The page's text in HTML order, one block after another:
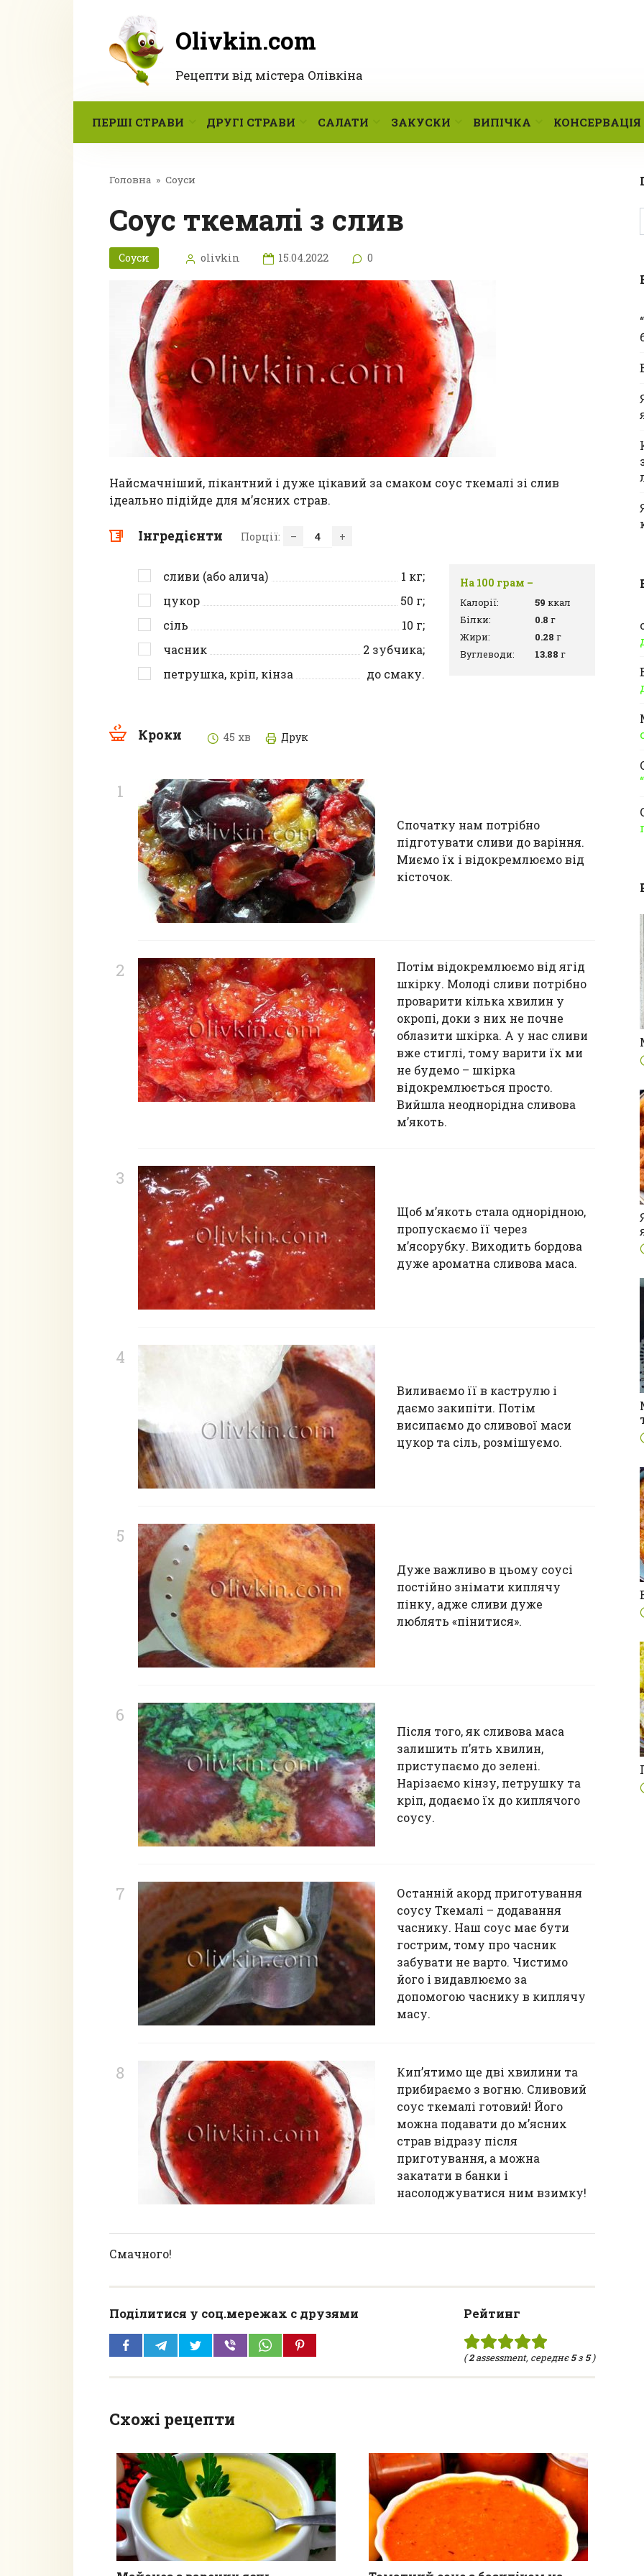
Olivkin.com
Рецепти від містера Олівкіна
ПЕРШІ СТРАВИ ДРУГІ СТРАВИ САЛАТИ ЗАКУСКИ ВИПІЧКА КОНСЕРВАЦІЯ
Головна » Соуси
Соус ткемалі з слив
Соуси olivkin 15.04.2022 0
Найсмачніший, пікантний і дуже цікавий за смаком соус ткемалі зі слив
ідеально підійде для м’ясних страв.
Інгредієнти Порції: – +
сливи (або алича) 1 кг;
цукор
50 г;
сіль
10 г;
часник
2 зубчика;
петрушка, кріп, кінза
до смаку.
На 100 грам –
Калорії: 59 ккал
Білки:
0.8 г
Жири:
0.28 г
Вуглеводи:
13.88 г
Кроки 45 хв Друк
Спочатку нам потрібно
підготувати сливи до варіння.
Миємо їх і відокремлюємо від
кісточок.
Потім відокремлюємо від ягід
шкірку. Молоді сливи потрібно
проварити кілька хвилин у
окропі, доки з них не почне
облазити шкірка. А у нас сливи
вже стиглі, тому варити їх ми
не будемо – шкірка
відокремлюється просто.
Вийшла неоднорідна сливова
м’якоть.
Щоб м’якоть стала однорідною,
пропускаємо її через
м’ясорубку. Виходить бордова
дуже ароматна сливова маса.
Виливаємо її в каструлю і
даємо закипіти. Потім
висипаємо до сливової маси
цукор та сіль, розмішуємо.
Дуже важливо в цьому соусі
постійно знімати киплячу
пінку, адже сливи дуже
люблять «пінитися».
Після того, як сливова маса
залишить п’ять хвилин,
приступаємо до зелені.
Нарізаємо кінзу, петрушку та
кріп, додаємо їх до киплячого
соусу.
Останній акорд приготування
соусу Ткемалі – додавання
часнику. Наш соус має бути
гострим, тому про часник
забувати не варто. Чистимо
його і видавлюємо за
допомогою часнику в киплячу
масу.
Кип’ятимо ще дві хвилини та
прибираємо з вогню. Сливовий
соус ткемалі готовий! Його
можна подавати до м’ясних
страв відразу після
приготування, а можна
закатати в банки і
насолоджуватися ним взимку!
Смачного!
Поділитися у соц.мережах с друзями Рейтинг
(2assessment, середнє5з 5)
Схожі рецепти